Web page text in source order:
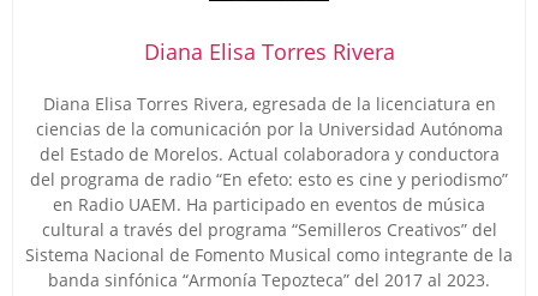
Diana Elisa Torres Rivera
Diana Elisa Torres Rivera, egresada de la licenciatura en
ciencias de la comunicación por la Universidad Autónoma
del Estado de Morelos. Actual colaboradora y conductora
del programa de radio “En efeto: esto es cine y periodismo”
en Radio UAEM. Ha participado en eventos de música
cultural a través del programa “Semilleros Creativos” del
Sistema Nacional de Fomento Musical como integrante de la
banda sinfónica “Armonía Tepozteca” del 2017 al 2023.